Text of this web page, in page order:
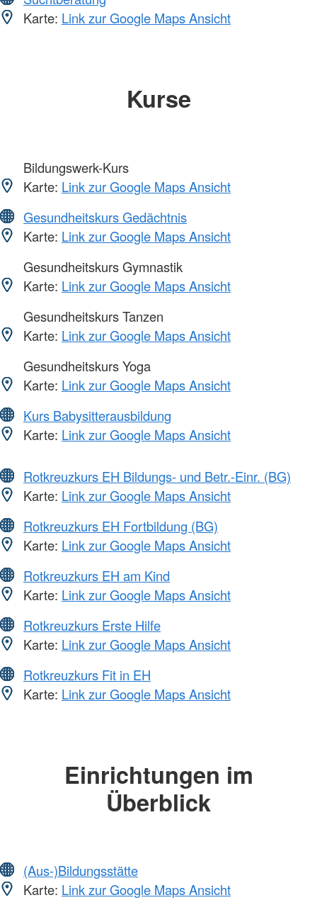
Karte: Link zur Google Maps Ansicht
Kurse
Bildungswerk-Kurs
Karte: Link zur Google Maps Ansicht
Gesundheitskurs Gedächtnis
Karte: Link zur Google Maps Ansicht
Gesundheitskurs Gymnastik
Karte: Link zur Google Maps Ansicht
Gesundheitskurs Tanzen
Karte: Link zur Google Maps Ansicht
Gesundheitskurs Yoga
Karte: Link zur Google Maps Ansicht
Kurs Babysitterausbildung
Karte: Link zur Google Maps Ansicht
Rotkreuzkurs EH Bildungs- und Betr.-Einr. (BG)
Karte: Link zur Google Maps Ansicht
Rotkreuzkurs EH Fortbildung (BG)
Karte: Link zur Google Maps Ansicht
Rotkreuzkurs EH am Kind
Karte: Link zur Google Maps Ansicht
Rotkreuzkurs Erste Hilfe
Karte: Link zur Google Maps Ansicht
Rotkreuzkurs Fit in EH
Karte: Link zur Google Maps Ansicht
Einrichtungen im
Überblick
(Aus-)Bildungsstätte
Karte: Link zur Google Maps Ansicht